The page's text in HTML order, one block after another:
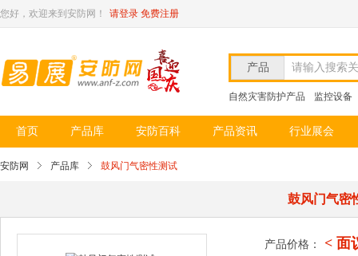
您好，欢迎来到安防网！ 请登录 免费注册
产品 请输入搜索
自然灾害防护产品 监控设备
首页 产品库 安防百科 产品资讯 行业展会
安防网 产品库 鼓风门气密性测试
鼓风门气密
产品价格： < 面